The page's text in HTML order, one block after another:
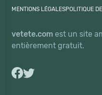
MENTIONS LÉGALESPOLITIQUE
vetete.com est un site
entièrement gratuit.